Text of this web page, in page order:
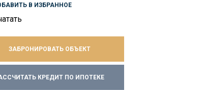
В ИЗБРАННОЕ
ЗАБРОНИРОВАТЬ ОБЪЕКТ
КРЕДИТ ПО ИПОТЕКЕ